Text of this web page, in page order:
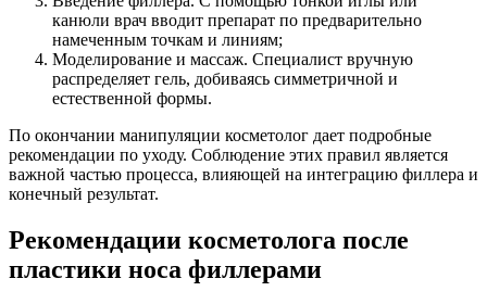
канюли врач вводит препарат по предварительно
намеченным точкам и линиям;
Моделирование и массаж. Специалист вручную
распределяет гель, добиваясь симметричной и
естественной формы.
По окончании манипуляции косметолог дает подробные
рекомендации по уходу. Соблюдение этих правил является
важной частью процесса, влияющей на интеграцию филлера и
конечный результат.
Рекомендации косметолога после
пластики носа филлерами